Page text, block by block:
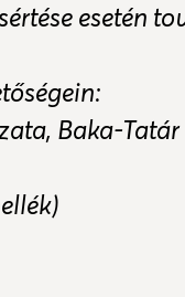
esetén
Baka-